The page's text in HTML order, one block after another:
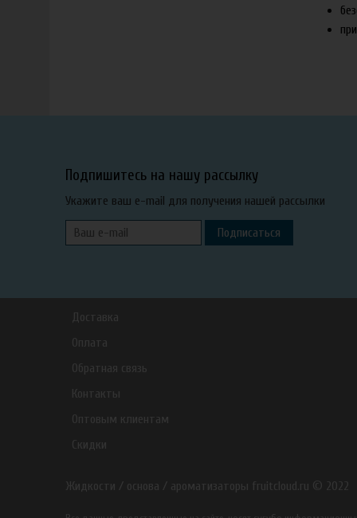
Подпишитесь на нашу рассылку
Укажите ваш e-mail для получения нашей рассылки
Подписаться
Доставка
Оплата
Обратная связь
Контакты
Оптовым клиентам
Скидки
Жидкости / основа / ароматизаторы fruitcloud.ru © 2022